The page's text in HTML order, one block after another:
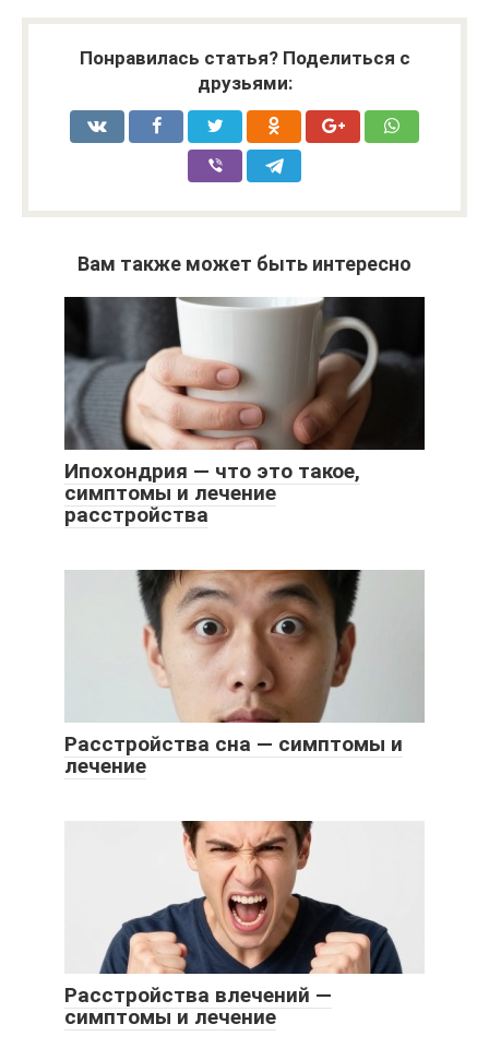
Понравилась статья? Поделиться с
друзьями:
Вам также может быть интересно
Ипохондрия — что это такое,
симптомы и лечение
расстройства
Расстройства сна — симптомы и
лечение
Расстройства влечений —
симптомы и лечение